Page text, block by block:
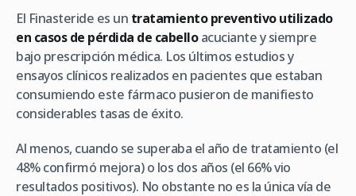
El Finasteride es un tratamiento preventivo utilizado
en casos de pérdida de cabelloacuciante y siempre
bajo prescripción médica. Los últimos estudios y
ensayos clínicos realizados en pacientes que estaban
consumiendo este fármaco pusieron de manifiesto
considerables tasas de éxito.
Al menos, cuando se superaba el año de tratamiento (el
48% confirmó mejora) o los dos años (el 66% vio
resultados positivos). No obstante no es la única vía de